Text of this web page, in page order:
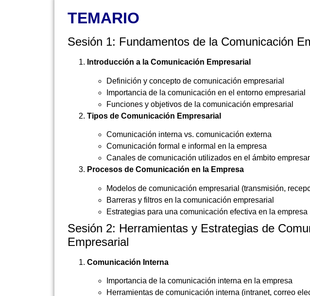
TEMARIO
Sesión 1: Fundamentos de la Comunicación
Introducción a la Comunicación Empresarial
Definición y concepto de comunicación empresarial
Importancia de la comunicación en el entorno empresarial
Funciones y objetivos de la comunicación empresarial
Tipos de Comunicación Empresarial
Comunicación interna vs. comunicación externa
Comunicación formal e informal en la empresa
Canales de comunicación utilizados en el ámbito
Procesos de Comunicación en la Empresa
Modelos de comunicación empresarial (transmisión,
Barreras y filtros en la comunicación empresarial
Estrategias para una comunicación efectiva en la empresa
Sesión 2: Herramientas y Estrategias de
Empresarial
Comunicación Interna
Importancia de la comunicación interna en la empresa
Herramientas de comunicación interna (intranet, correo